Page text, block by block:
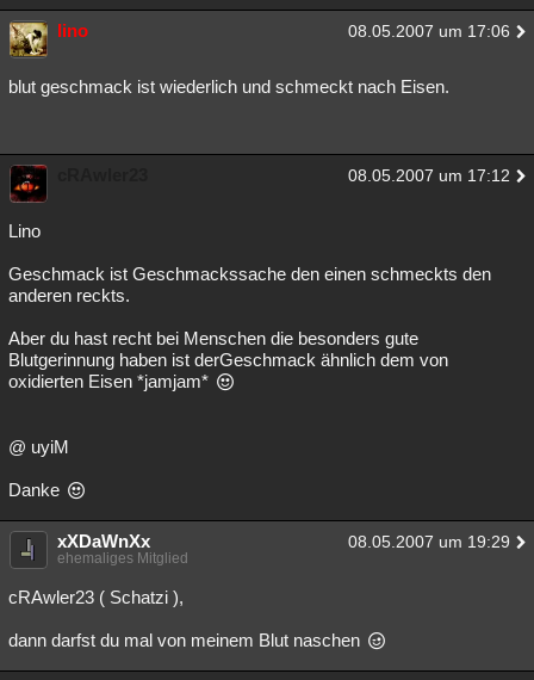
lino 08.05.2007 um 17:06
blut geschmack ist wiederlich und schmeckt nach Eisen.
08.05.2007 um 17:12
Lino
Geschmack ist Geschmackssache den einen schmeckts den
anderen reckts.
Aber du hast recht bei Menschen die besonders gute
Blutgerinnung haben ist derGeschmack ähnlich dem von
oxidierten Eisen *jamjam*
@ uyiM
Danke
xXDaWnXx 08.05.2007 um 19:29
ehemaliges Mitglied
cRAwler23 ( Schatzi ),
dann darfst du mal von meinem Blut naschen